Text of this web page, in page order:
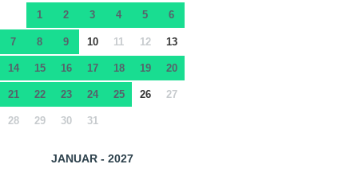
1 2 3 4 5 6
7 8 9 10 11 12 13
14 15 16 17 18 19 20
21 22 23 24 25 26 27
28 29 30 31
JANUAR - 2027